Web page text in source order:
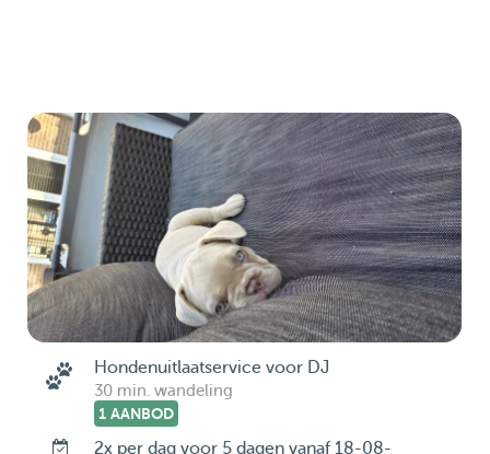
Hondenuitlaatservice voor DJ
30 min. wandeling
1 AANBOD
2x per dag voor 5 dagen vanaf 18-08-